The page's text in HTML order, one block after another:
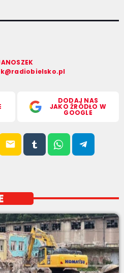
DODAJ NAS
JAKO ŹRÓDŁO W
GOOGLE
email